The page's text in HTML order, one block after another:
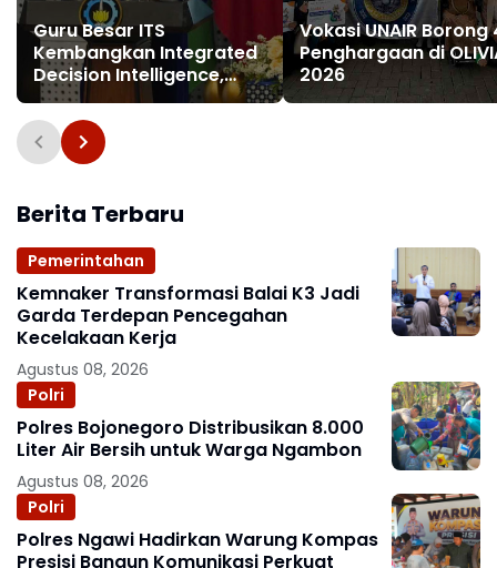
Guru Besar ITS
Kembangkan Integrated
Decision Intelligence,
Prediksi Krisis Ekonomi
dan Keuangan
Vokasi UNAIR Borong
Penghargaan di
2026
Berita Terbaru
Pemerintahan
Kemnaker Transformasi Balai K3 Jadi
Garda Terdepan Pencegahan
Kecelakaan Kerja
Agustus 08, 2026
Polri
Polres Bojonegoro Distribusikan 8.000
Liter Air Bersih untuk Warga Ngambon
Agustus 08, 2026
Polri
Polres Ngawi Hadirkan Warung Kompas
Presisi Bangun Komunikasi Perkuat